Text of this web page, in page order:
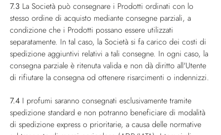
7.3 La Società può consegnare i Prodotti ordinati con lo
stesso ordine di acquisto mediante consegne parziali, a
condizione che i Prodotti possano essere utilizzati
separatamente. In tal caso, la Società si fa carico dei costi di
spedizione aggiuntivi relativi a tali consegne. In ogni caso, la
consegna parziale è ritenuta valida e non dà diritto all'Utente
di rifiutare la consegna od ottenere risarcimenti o indennizzi.
7.4 I profumi saranno consegnati esclusivamente tramite
spedizione standard e non potranno beneficiare di modalità
di spedizione express o prioritarie, a causa delle normative